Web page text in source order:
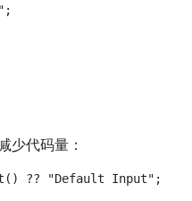
少代码量：
?? "Default Input";